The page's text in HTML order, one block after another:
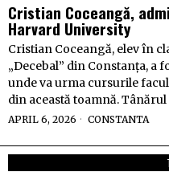
Cristian Coceangă,
Harvard University
Cristian Coceangă, elev în
„Decebal” din Constanța, a
unde va urma cursurile
din această toamnă. Tânărul
APRIL 6, 2026 CONSTANTA